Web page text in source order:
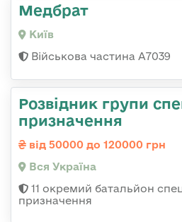
Медбрат
Київ
Військова частина А7039
Розвідник групи
призначення
від 50000 до 120000 грн
Вся Україна
11 окремий батальйон
призначення